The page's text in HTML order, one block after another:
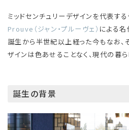
ミッドセンチュリーデザインを代表する
Prouve（ジャン・プルーヴェ） による名
誕生から半世紀以上経った今もなお
ザインは色あせることなく、現代の暮
誕生の背景